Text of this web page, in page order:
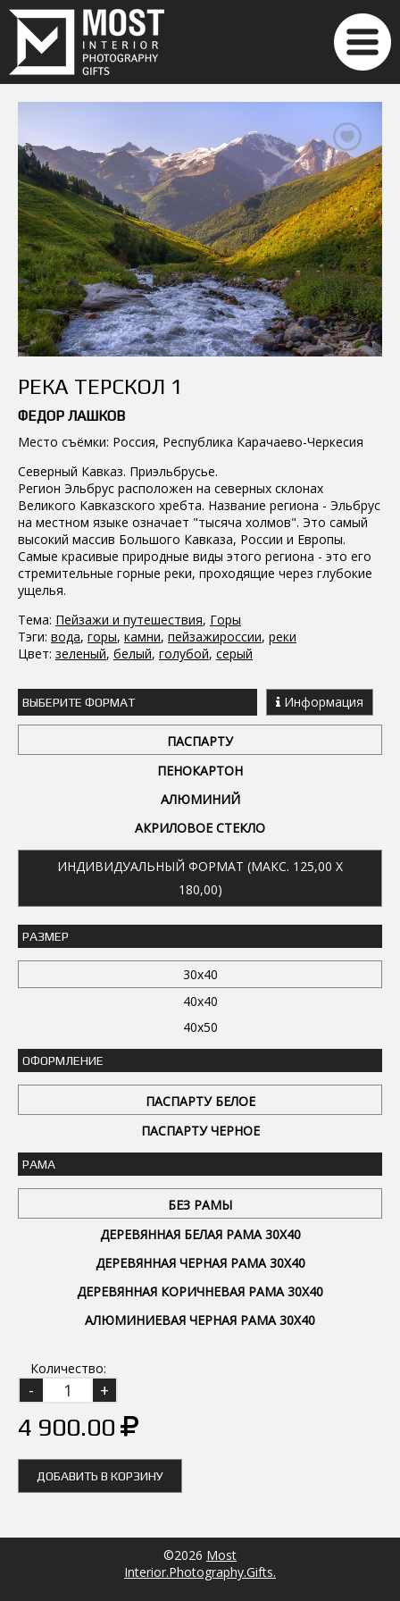
РЕКА ТЕРСКОЛ 1
ФЕДОР ЛАШКОВ
Место съёмки: Россия, Республика Карачаево-Черкесия
Северный Кавказ. Приэльбрусье.
Регион Эльбрус расположен на северных склонах
Великого Кавказского хребта. Название региона - Эльбрус
на местном языке означает "тысяча холмов". Это самый
высокий массив Большого Кавказа, России и Европы.
Самые красивые природные виды этого региона - это его
стремительные горные реки, проходящие через глубокие
ущелья.
Тема: Пейзажи и путешествия, Горы
Тэги: вода, горы, камни, пейзажироссии, реки
Цвет: зеленый, белый, голубой, серый
ВЫБЕРИТЕ ФОРМАТ Информация
ПАСПАРТУ
ПЕНОКАРТОН
АЛЮМИНИЙ
АКРИЛОВОЕ СТЕКЛО
ИНДИВИДУАЛЬНЫЙ ФОРМАТ (МАКС. 125,00 X
180,00)
РАЗМЕР
30x40
40x40
40x50
ОФОРМЛЕНИЕ
ПАСПАРТУ БЕЛОЕ
ПАСПАРТУ ЧЕРНОЕ
РАМА
БЕЗ РАМЫ
ДЕРЕВЯННАЯ БЕЛАЯ РАМА 30Х40
ДЕРЕВЯННАЯ ЧЕРНАЯ РАМА 30Х40
ДЕРЕВЯННАЯ КОРИЧНЕВАЯ РАМА 30Х40
АЛЮМИНИЕВАЯ ЧЕРНАЯ РАМА 30Х40
Количество:
4 900.00
ДОБАВИТЬ В КОРЗИНУ
©2026 Most
Interior.Photography.Gifts.